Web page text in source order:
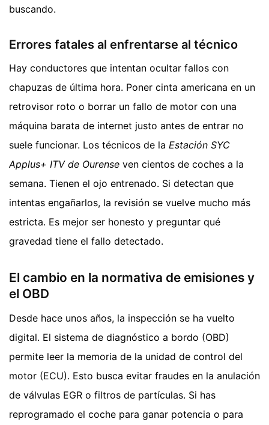
buscando.
Errores fatales al enfrentarse al técnico
Hay conductores que intentan ocultar fallos con
chapuzas de última hora. Poner cinta americana en un
retrovisor roto o borrar un fallo de motor con una
máquina barata de internet justo antes de entrar no
suele funcionar. Los técnicos de la Estación SYC
Applus+ ITV de Ourense ven cientos de coches a la
semana. Tienen el ojo entrenado. Si detectan que
intentas engañarlos, la revisión se vuelve mucho más
estricta. Es mejor ser honesto y preguntar qué
gravedad tiene el fallo detectado.
El cambio en la normativa de emisiones y
el OBD
Desde hace unos años, la inspección se ha vuelto
digital. El sistema de diagnóstico a bordo (OBD)
permite leer la memoria de la unidad de control del
motor (ECU). Esto busca evitar fraudes en la anulación
de válvulas EGR o filtros de partículas. Si has
reprogramado el coche para ganar potencia o para